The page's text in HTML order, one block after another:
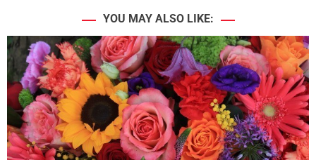
YOU MAY ALSO LIKE: